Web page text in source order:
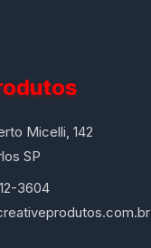
Micelli, 142
SP
3604